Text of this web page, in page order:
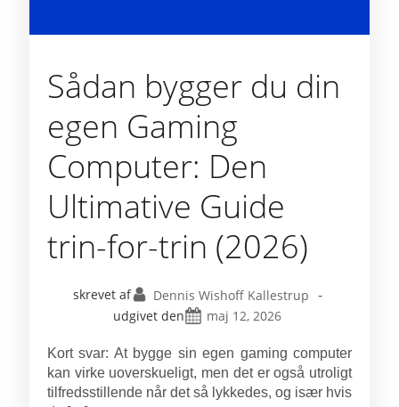
Sådan bygger du din
egen Gaming
Computer: Den
Ultimative Guide
trin-for-trin (2026)
skrevet af Dennis Wishoff Kallestrup -
udgivet den maj 12, 2026
Kort svar: At bygge sin egen gaming computer
kan virke uoverskueligt, men det er også utroligt
tilfredsstillende når det så lykkedes, og især hvis